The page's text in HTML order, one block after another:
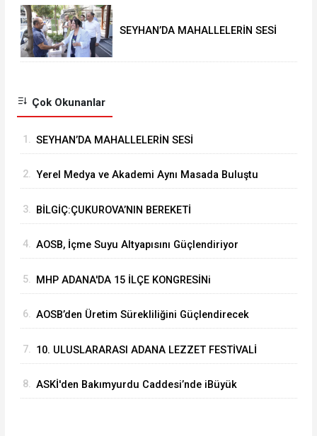
SEYHAN’DA MAHALLELERİN SESİ
Çok Okunanlar
1. SEYHAN’DA MAHALLELERİN SESİ
2. Yerel Medya ve Akademi Aynı Masada Buluştu
3. BİLGİÇ:ÇUKUROVA’NIN BEREKETİ
SAĞLIYOR
4. AOSB, İçme Suyu Altyapısını Güçlendiriyor
5. MHP ADANA'DA 15 İLÇE KONGRESİNi
6. ⁠AOSB’den Üretim Sürekliliğini Güçlendirecek
7. 10. ULUSLARARASI ADANA LEZZET FESTİVALİ
8. ASKİ'den Bakımyurdu Caddesi’nde iBüyük